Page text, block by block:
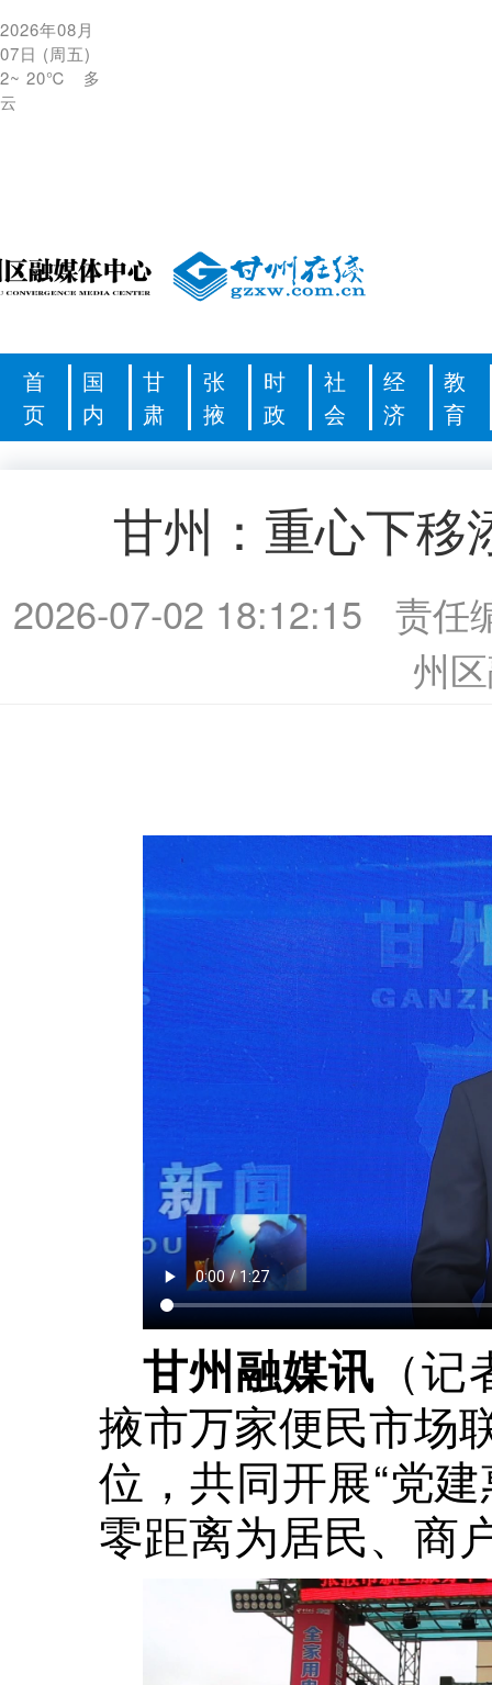
2026年08月
07日 (周五)
2~ 20℃
多
云
首
页
国
内
甘
肃
张
掖
时
政
社
会
经
济
教
育
甘州：重心下移
2026-07-02 18:12:15
责任
州
甘州融媒讯 （
掖市万家便民市场
位，共同开展“党
零距离为居民、商